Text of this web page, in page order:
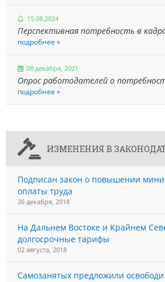
15.08.2024
Перспективная потребность в
подробнее »
08 декабря, 2021
Опрос работодателей о
подробнее »
ИЗМЕНЕНИЯ В
Подписан закон о повышении
оплаты труда
26 декабря, 2018
На Дальнем Востоке и Крайнем
долгосрочные тарифы
02 августа, 2018
Самозанятых предложили